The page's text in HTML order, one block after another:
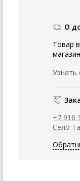
О
Товар
Узнать
+7 916
Село